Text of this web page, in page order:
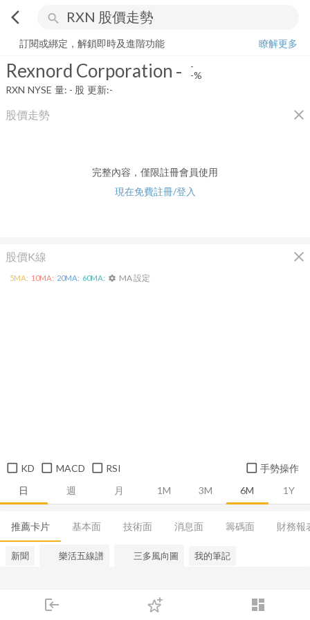
arrow_back_ios search
login dashboard
下單
Rexnord Corporation --%
訂閱或綁定，解鎖即時及進階功能
瞭解更多
Rexnord Corporation - -
-%
RXN NYSE 量: - 股 更新:-
股價走勢 close
完整內容，僅限註冊會員使用
現在免費註冊/登入
股價K線 close
日 週 月 1M 3M 6M 1Y
5MA: 10MA: 20MA: 60MA: settings MA 設定
KD MACD RSI 手勢操作
推薦卡片 基本面 技術面 消息面 籌碼面 財務報
新聞 樂活五線譜 三多風向圖 我的筆記